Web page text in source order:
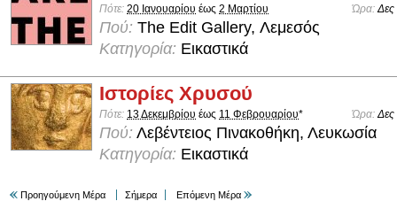
Πότε: 20 Ιανουαρίου έως 2 Μαρτίου Ώρα: Δες
Πού: The Edit Gallery, Λεμεσός
Κατηγορία: Εικαστικά
Ιστορίες Χρυσού
Πότε: 13 Δεκεμβρίου έως 11 Φεβρουαρίου* Ώρα: Δες
Πού: Λεβέντειος Πινακοθήκη, Λευκωσία
Κατηγορία: Εικαστικά
Προηγούμενη Μέρα Σήμερα Επόμενη Μέρα